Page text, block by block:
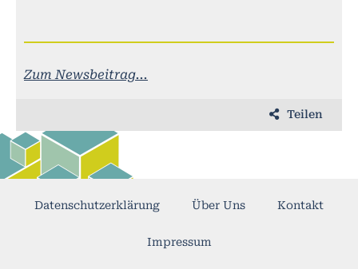
Zum Newsbeitrag...
Teilen
Datenschutzerklärung Über Uns Kontakt
Impressum